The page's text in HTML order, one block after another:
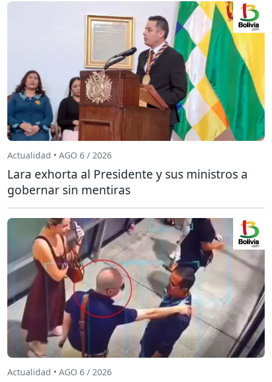
Actualidad • AGO 6 / 2026
Lara exhorta al Presidente y sus ministros a
gobernar sin mentiras
Actualidad • AGO 6 / 2026